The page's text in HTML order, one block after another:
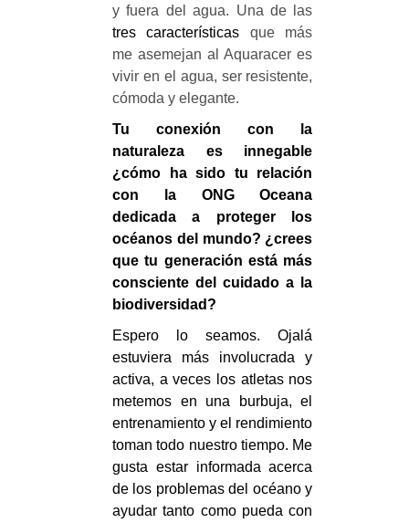
y fuera del agua. Una de las
tres características que más
me asemejan alAquaracer es
vivir en el agua, ser resistente,
cómoda y elegante.
Tu conexión con la
naturaleza es innegable
¿cómo ha sido tu relación
con la ONG Oceana
dedicada a proteger los
océanos del mundo? ¿crees
que tu generación está más
consciente del cuidado a la
biodiversidad?
Espero lo seamos. Ojalá
estuviera más involucrada y
activa, a veces los atletas nos
metemos en una burbuja, el
entrenamiento y el rendimiento
toman todo nuestro tiempo. Me
gusta estar informada acerca
de los problemas del océano y
ayudar tanto como pueda con